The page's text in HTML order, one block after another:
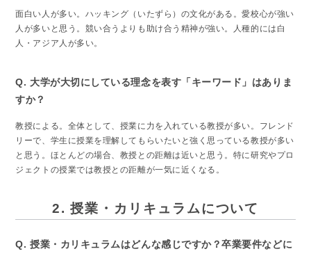
面白い人が多い。ハッキング（いたずら）の文化がある。愛校心が強い
人が多いと思う。競い合うよりも助け合う精神が強い。人種的には白
人・アジア人が多い。
Q. 大学が大切にしている理念を表す「キーワード」はありま
すか？
教授による。全体として、授業に力を入れている教授が多い。フレンド
リーで、学生に授業を理解してもらいたいと強く思っている教授が多い
と思う。ほとんどの場合、教授との距離は近いと思う。特に研究やプロ
ジェクトの授業では教授との距離が一気に近くなる。
2. 授業・カリキュラムについて
Q. 授業・カリキュラムはどんな感じですか？卒業要件などに